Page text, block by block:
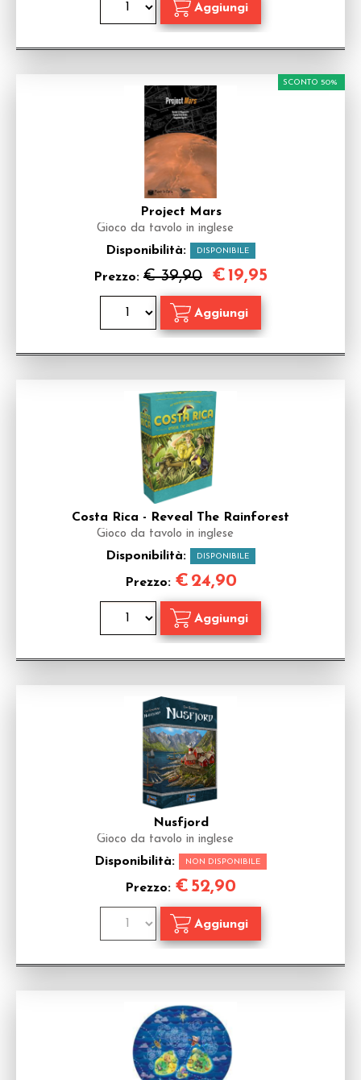
Project Mars
Gioco da tavolo in inglese
Disponibilità: DISPONIBILE
Prezzo: € 39,90
SCONTO 50%
€19,95
Costa Rica - Reveal The Rainforest
Gioco da tavolo in inglese
Disponibilità: DISPONIBILE
Prezzo: € 24,90
Nusfjord
Gioco da tavolo in inglese
Disponibilità: NON DISPONIBILE
Prezzo: € 52,90